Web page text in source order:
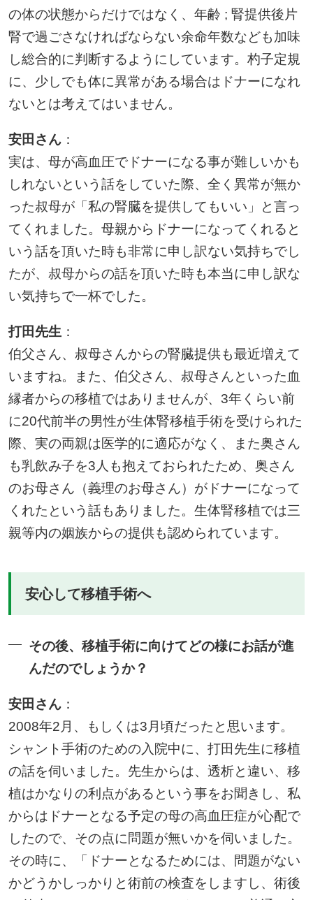
の体の状態からだけではなく、年齢 ; 腎提供後片
腎で過ごさなければならない余命年数なども加味
し総合的に判断するようにしています。杓子定規
に、少しでも体に異常がある場合はドナーになれ
ないとは考えてはいません。
安田さん：
実は、母が高血圧でドナーになる事が難しいかも
しれないという話をしていた際、全く異常が無か
った叔母が「私の腎臓を提供してもいい」と言っ
てくれました。母親からドナーになってくれると
いう話を頂いた時も非常に申し訳ない気持ちでし
たが、叔母からの話を頂いた時も本当に申し訳な
い気持ちで一杯でした。
打田先生 ：
伯父さん、叔母さんからの腎臓提供も最近増えて
いますね。また、伯父さん、叔母さんといった血
縁者からの移植ではありませんが、3年くらい前
に20代前半の男性が生体腎移植手術を受けられた
際、実の両親は医学的に適応がなく、また奥さん
も乳飲み子を3人も抱えておられたため、奥さん
のお母さん（義理のお母さん）がドナーになって
くれたという話もありました。生体腎移植では三
親等内の姻族からの提供も認められています。
安心して移植手術へ
その後、移植手術に向けてどの様にお話が進
んだのでしょうか？
安田さん：
2008年2月、もしくは3月頃だったと思います。
シャント手術のための入院中に、打田先生に移植
の話を伺いました。先生からは、透析と違い、移
植はかなりの利点があるという事をお聞きし、私
からはドナーとなる予定の母の高血圧症が心配で
したので、その点に問題が無いかを伺いました。
その時に、「ドナーとなるためには、問題がない
かどうかしっかりと術前の検査をしますし、術後